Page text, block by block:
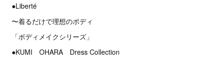
●Liberté
〜着るだけで理想のボディ
「ボディメイクシリーズ」
●KUMI OHARA Dress Collection